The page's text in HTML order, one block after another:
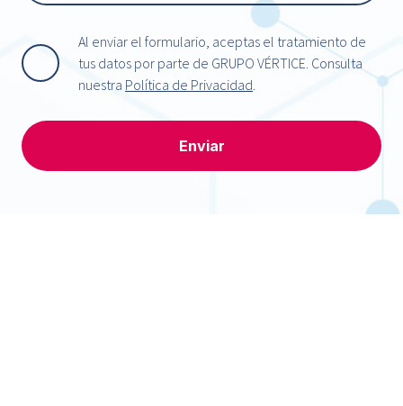
Al enviar el formulario, aceptas el tratamiento de
tus datos por parte de GRUPO VÉRTICE. Consulta
nuestra Política de Privacidad
Enviar